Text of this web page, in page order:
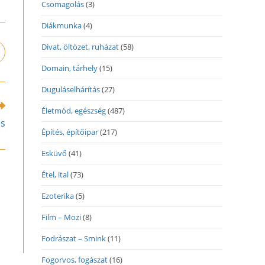
Csomagolás(3)
Diákmunka(4)
Divat, öltözet, ruházat(58)
Domain, tárhely(15)
Duguláselhárítás(27)
Életmód, egészség(487)
Építés, építőipar(217)
Esküvő (41)
Étel, ital(73)
Ezoterika(5)
Film – Mozi(8)
Fodrászat – Smink(11)
Fogorvos, fogászat(16)